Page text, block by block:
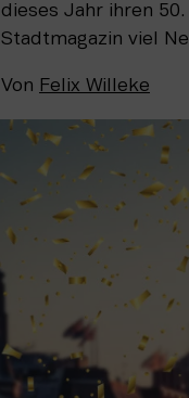
dieses Jahr ihren
Stadtmagazin viel
Von Felix Willeke